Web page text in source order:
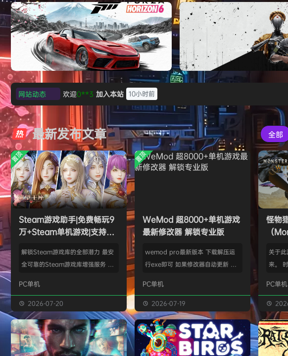
《刺客信条：黑旗 记忆重置-虚拟机版/Assassin’s
HYPERVISOR》免安装中文版
极限竞速：地平线6（Forza Horizon 6）免
安装中文版
《原子之心/Atomic Heart》免
网站动态
10小时前
欢迎c***s 加入本站 12小时前
V****y 加入本站 14小时前
欢迎 j***j 加入本站 15小时前
欢迎1******4 加入本站 8月5日
l***g 签到获取 28 点积分 8月5日
w******g 签到获取 49 点积分 8月4日
欢迎w******g 加入本站
欢迎Z******U 加入本站
欢迎k******2 加入本站
欢迎C****i 加入本站
欢迎Q*H 加入本站 10小时前
欢迎e******i 加入本站 10小时前
普洱 签到获取 点积分 10小时前
欢迎普洱 加入本站 10小时前
最新发布文章 全部
置顶
Steam游戏助手|免费畅玩9
万+Steam单机游戏|支持D
解锁Steam游戏库的全部潜力 最安
全可靠的Steam游戏库增强服务 工
修改任何steam设置、安全可靠、
可入库游戏总数 94000+、无视已
下架和锁区游戏、支持大多数游戏联
机。 无需为每一款游戏单独付费，
只需支付一次工具费用或订阅费，即
可永久访问工具库内的成千上万款游
PC单机
2026-07-20
置顶
WeMod 超8000+单机游戏
最新修改器 解锁专业版
wemod pro最新版本 下载解压运
行exe即可 如果修改器自动更新 把
r 这个文件替换到新版的即可。 We
Mod 目前支持超过千款热门游戏，
且每周都会追加游戏列表。由于很多
修改器原作者都入驻了，所以修改器
内容更新应该也是最全、最及时的。
千款游戏听起来不多，但其实已经涵
PC单机
2026-07-19
怪物
（
版
关于
来。
的怪
狩猎强
猎获
并逐
联。
断的
PC单机